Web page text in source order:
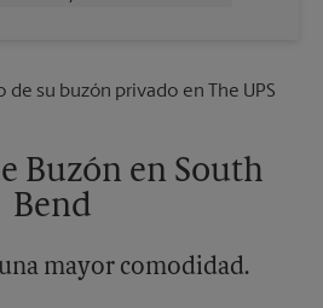
PM
Buzón en South
Bend
mayor comodidad.